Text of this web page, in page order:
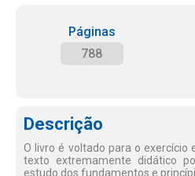
Páginas
788
Descrição
O livro é voltado para o exercício
texto extremamente didático
estudo dos fundamentos e